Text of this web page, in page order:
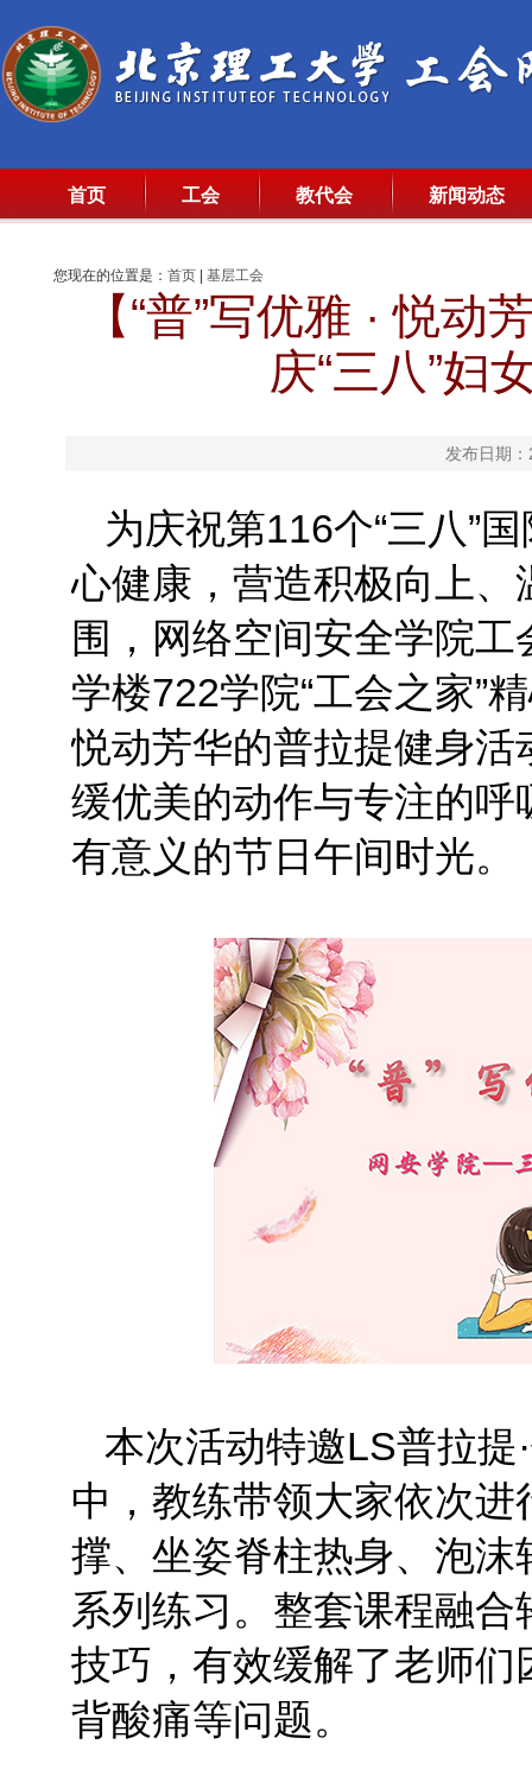
首页 工会 教代会 新闻动态
您现在的位置是： 首页 基层工会
【“普”写优雅 · 悦
庆“三八”妇
发布日期
为庆祝第116个“三八”
心健康，营造积极向上
围，网络空间安全学院
学楼722学院“工会之家”
悦动芳华的普拉提健身
缓优美的动作与专注的
有意义的节日午间时光。
本次活动特邀LS普拉提
中，教练带领大家依次
撑、坐姿脊柱热身、泡
系列练习。整套课程融
技巧，有效缓解了老师
背酸痛等问题。